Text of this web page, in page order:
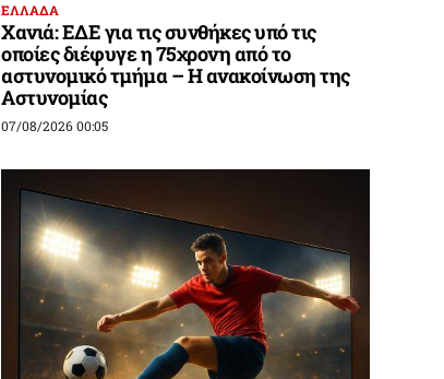
ΕΛΛΑΔΑ
Χανιά: ΕΔΕ για τις συνθήκες υπό τις
οποίες διέφυγε η 75χρονη από το
αστυνομικό τμήμα – Η ανακοίνωση της
Αστυνομίας
07/08/2026 00:05